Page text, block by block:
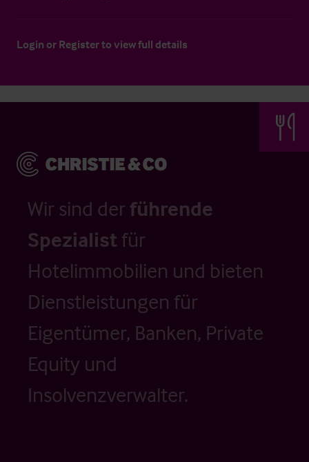
Login or Registerto view full details
Wir sind der führende
Spezialistfür
Hotelimmobilien und bieten
Dienstleistungen für
Eigentümer, Banken, Private
Equity und
Insolvenzverwalter.